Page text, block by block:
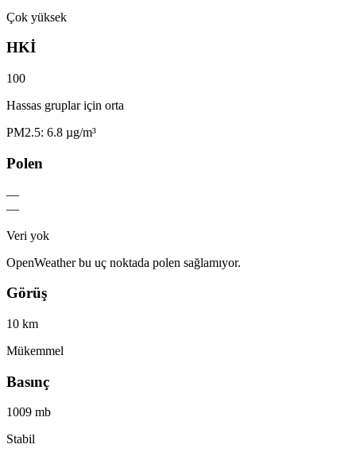
Çok yüksek
HKİ
100
Hassas gruplar için orta
PM2.5: 6.8 µg/m³
Polen
—
—
Veri yok
OpenWeather bu uç noktada polen sağlamıyor.
Görüş
10 km
Mükemmel
Basınç
1009 mb
Stabil